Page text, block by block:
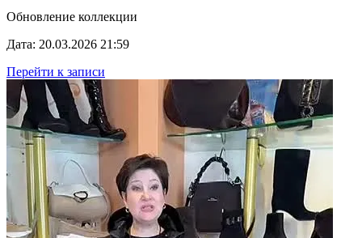
Обновление коллекции
Дата: 20.03.2026 21:59
Перейти к записи